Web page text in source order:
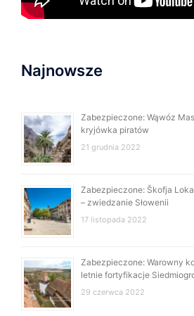
Najnowsze
Zabezpieczone: Wąwóz
kryjówka piratów
21 grudnia 2022
Zabezpieczone: Škofja
– zwiedzanie Słowenii
17 listopada 2022
Zabezpieczone: Warowny
letnie fortyfikacje
29 czerwca 2022